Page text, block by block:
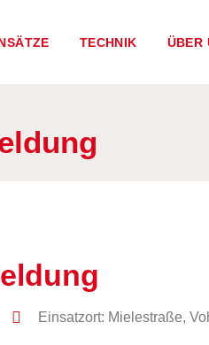
TECHNIK ÜBER
Einsatzort: Mielestraße,